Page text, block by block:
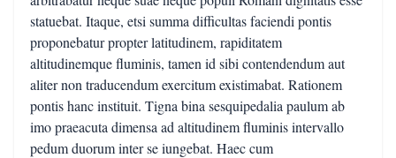
statuebat. Itaque, etsi summa difficultas faciendi pontis
proponebatur propter latitudinem, rapiditatem
altitudinemque fluminis, tamen id sibi contendendum aut
aliter non traducendum exercitum existimabat. Rationem
pontis hanc instituit. Tigna bina sesquipedalia paulum ab
imo praeacuta dimensa ad altitudinem fluminis intervallo
pedum duorum inter se iungebat. Haec cum